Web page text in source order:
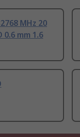
MHz 20
0.6 mm 1.6